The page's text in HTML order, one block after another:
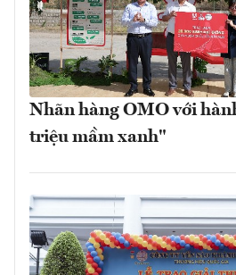
Nhãn hàng OMO với
triệu mầm xanh"